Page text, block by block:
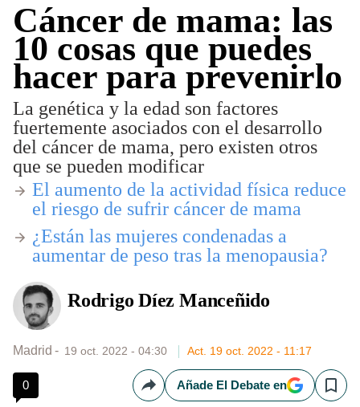
Cáncer de mama: las
10 cosas que puedes
hacer para prevenirlo
La genética y la edad son factores
fuertemente asociados con el desarrollo
del cáncer de mama, pero existen otros
que se pueden modificar
El aumento de la actividad física reduce
el riesgo de sufrir cáncer de mama
¿Están las mujeres condenadas a
aumentar de peso tras la menopausia?
Rodrigo Díez Manceñido
Madrid 19 oct. 2022 - 04:30 Act. 19 oct. 2022 - 11:17
0 CompartirAñade El Debate en Save